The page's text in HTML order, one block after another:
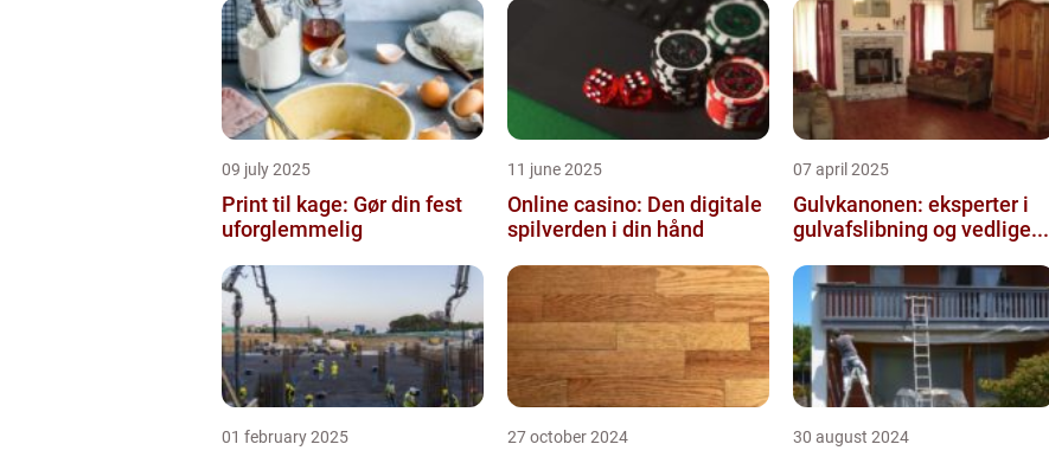
09 july 2025
Print til kage: Gør din fest
uforglemmelig
11 june 2025
Online casino: Den digitale
spilverden i din hånd
07 april 2025
Gulvkanonen: eksperter i
gulvafslibning og vedlige...
01 february 2025 27 october 2024 30 august 2024